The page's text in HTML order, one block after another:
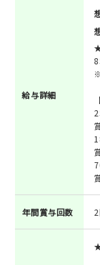
給与詳細
年間賞与回数